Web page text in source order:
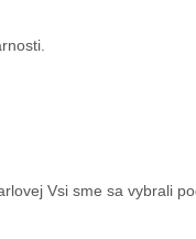
Vsi sme sa vybrali